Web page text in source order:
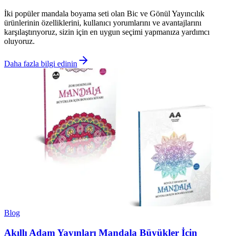
İki popüler mandala boyama seti olan Bic ve Gönül Yayıncılık
ürünlerinin özelliklerini, kullanıcı yorumlarını ve avantajlarını
karşılaştırıyoruz, sizin için en uygun seçimi yapmanıza yardımcı
oluyoruz.
Daha fazla bilgi edinin
Blog
Akıllı Adam Yayınları Mandala Büyükler İçin